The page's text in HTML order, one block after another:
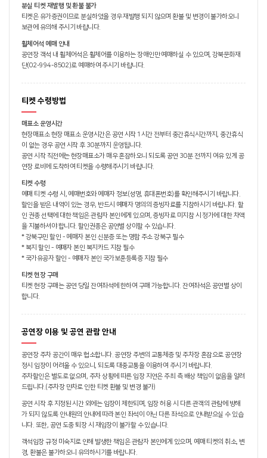
분실 티켓 재발행 및 환불 불가
티켓은 유가증권이므로 분실하였을 경우 재발행 되지 않으며 환불 및 변경이 불가하오니
보관에 유의해 주시기 바랍니다.
휠체어석 예매 안내
공연장 객석 내 휠체어석은 휠체어를 이용하는 장애인만 예매하실 수 있으며, 강북문화재
단(02-994-8502)로 예매하여 주시기 바랍니다.
티켓 수령방법
매표소 운영시간
현장매표소 현장 매표소 운영시간은 공연 시작 1시간 전부터 중간휴식시간까지, 중간휴식
이 없는 경우 공연 시작 후 30분까지 운영됩니다.
공연 시작 직전에는 현장매표소가 매우 혼잡하오니 되도록 공연 30분 전까지 여유 있게 공
연장 로비에 도착하여 티켓을 수령해주시기 바랍니다.
티켓 수령
예매 티켓 수령 시, 예매번호와 예매자 정보(성명, 휴대폰번호)를 확인해주시기 바랍니다.
할인을 받은 내역이 있는 경우, 반드시 예매자 명의의 증빙자료를 지참하시기 바랍니다. 할
인 권종 선택에 대한 책임은 관람자 본인에게 있으며, 증빙자료 미지참 시 정가에 대한 차액
을 지불하셔야 합니다. 할인권종은 공연별 상이할 수 있습니다.
* 강북구민 할인 - 예매자 본인 신분증 또는 명함 주소 강북구 필수
* 복지 할인 - 예매자 본인 복지카드 지참 필수
* 국가유공자 할인 - 예매자 본인 국가보훈등록증 지참 필수
티켓 현장 구매
티켓 현장 구매는 공연 당일 잔여좌석에 한하여 구매 가능합니다. 잔여좌석은 공연별 상이
합니다.
공연장 이용 및 공연 관람 안내
공연장 주차 공간이 매우 협소합니다. 공연장 주변의 교통체증 및 주차장 혼잡으로 공연장
정시 입장이 어려울 수 있으니, 되도록 대중교통을 이용하여 주시기 바랍니다.
주차할인은 별도로 없으며, 주차 상황에 따른 입장 지연은 주최 측 배상 책임이 없음을 알려
드립니다.(주차장 만차로 인한 티켓 환불 및 변경 불가)
공연 시작 후 지정된 시간 외에는 입장이 제한되며, 입장 허용 시 다른 관객의 관람에 방해
가 되지 않도록 안내원의 안내에 따라 본인 좌석이 아닌 다른 좌석으로 안내받으실 수 있습
니다. 또한, 공연 도중 퇴장 시 재입장이 불가할 수 있습니다.
객석입장 규정 미숙지로 인해 발생한 책임은 관람자 본인에게 있으며, 예매 티켓의 취소, 변
경, 환불은 불가하오니 유의하시기를 바랍니다.